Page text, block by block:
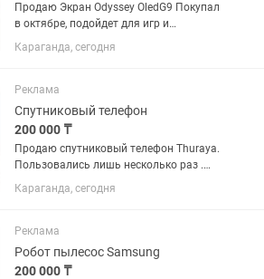
Продаю Экран Odyssey OledG9 Покупал
в октябре, подойдет для игр и
дизайнерам Упаковка и документация
на месте
Караганда, сегодня
Реклама
Спутниковый телефон
200 000 ₸
Продаю спутниковый телефон Thuraya.
Пользовались лишь несколько раз .
Цена 200 000
Караганда, сегодня
Реклама
Робот пылесос Samsung
200 000 ₸